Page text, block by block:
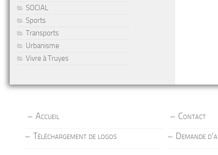
SOCIAL
Sports
Transports
Urbanisme
Vivre à Truyes
Accueil
Contact
Téléchargement de logos
Demande